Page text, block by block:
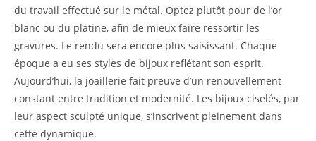
du travail effectué sur le métal. Optez plutôt pour de l’or
blanc ou du platine, afin de mieux faire ressortir les
gravures. Le rendu sera encore plus saisissant. Chaque
époque a eu ses styles de bijoux reflétant son esprit.
Aujourd’hui, la joaillerie fait preuve d’un renouvellement
constant entre tradition et modernité. Les bijoux ciselés, par
leur aspect sculpté unique, s’inscrivent pleinement dans
cette dynamique.